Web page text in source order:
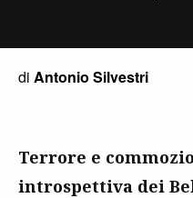
di Antonio Silvestri
Terrore e
introspettiva dei